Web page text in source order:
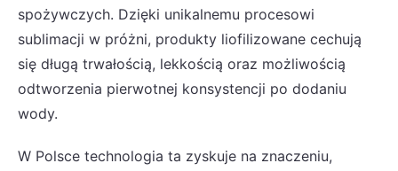
spożywczych. Dzięki unikalnemu procesowi
sublimacji w próżni, produkty liofilizowane cechują
się długą trwałością, lekkością oraz możliwością
odtworzenia pierwotnej konsystencji po dodaniu
wody.
W Polsce technologia ta zyskuje na znaczeniu,